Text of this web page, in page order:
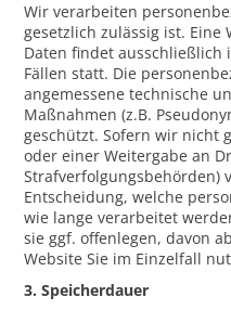
Wir verarbeiten
gesetzlich zulässig ist. Eine
Daten findet
Fällen statt. Die
angemessene technische
Maßnahmen (z.B.
geschützt. Sofern wir nicht
oder einer Weitergabe an
Strafverfolgungsbehörden)
Entscheidung, welche
wie lange verarbeitet
sie ggf. offenlegen, davon
Website Sie im Einzelfall
3. Speicherdauer